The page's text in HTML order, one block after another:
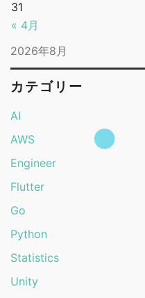
2026年8月
« 4月
31
カテゴリー
AI
AWS
Engineer
Flutter
Go
Python
Statistics
Unity